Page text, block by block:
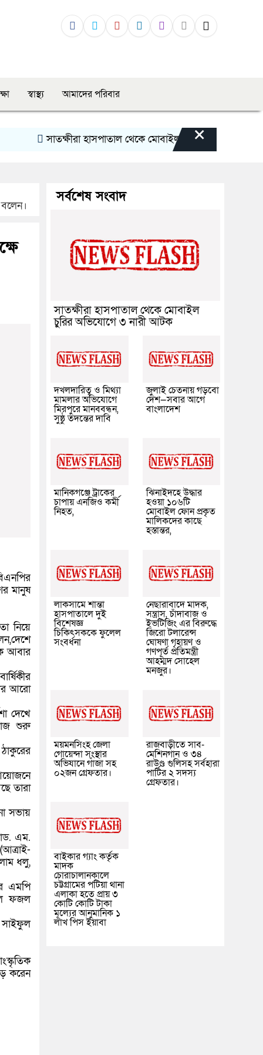
স্বাস্থ্য আমাদের পরিবার
সাতক্ষীরা হাসপাতাল থেকে মোবাইল চুরির অভিযোগে ৩ নারী
×
মানুষ
নিয়ে
আবার
আরো
দেখে
শুরু
তারা
সভায়
এম.
ধলু,
এমপি
ফজল
করেন
সর্বশেষ সংবাদ
সাতক্ষীরা হাসপাতাল থেকে মোবাইল
চুরির অভিযোগে ৩ নারী আটক
দখলদারিত্ব ও মিথ্যা
মামলার অভিযোগে
মিরপুরে মানববন্ধন,
সুষ্ঠু তদন্তের দাবি
জুলাই চেতনায় গড়বো
দেশ—সবার আগে
বাংলাদেশ
মানিকগঞ্জে ট্রাকের
চাপায় এনজিও কর্মী
নিহত,
ঝিনাইদহে উদ্ধার
হওয়া ১০৬টি
মোবাইল ফোন প্রকৃত
মালিকদের কাছে
হস্তান্তর,
লাকসামে শান্তা
হাসপাতালে দুই
বিশেষজ্ঞ
চিকিৎসককে ফুলেল
সংবর্ধনা
নেছারাবাদে মাদক,
সন্ত্রাস, চাঁদাবাজ ও
ইভটিজিং এর বিরুদ্ধে
জিরো টলারেন্স
ঘোষণা গৃহায়ণ ও
গণপূর্ত প্রতিমন্ত্রী
আহম্মদ সোহেল
মনজুর।
ময়মনসিংহ জেলা
গোয়েন্দা সংস্থার
অভিযানে গাঁজা সহ
০২জন গ্রেফতার।
রাজবাড়ীতে সাব-
মেশিনগান ও ৩৪
রাউণ্ড গুলিসহ সর্বহারা
পার্টির ২ সদস্য
গ্রেফতার।
বাইকার গ্যাং কর্তৃক
মাদক
চোরাচালানকালে
চট্টগ্রামের পটিয়া থানা
এলাকা হতে প্রায় ৩
কোটি কোটি টাকা
মূল্যের আনুমানিক ১
লাখ পিস ইয়াবা